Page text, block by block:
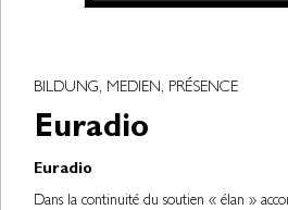
BILDUNG, MEDIEN, PRÉSENCE
Euradio
Euradio
Dans la continuité du soutien « élan »